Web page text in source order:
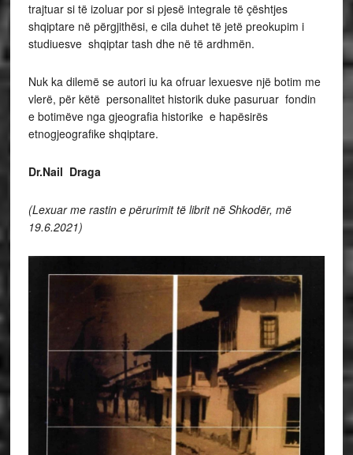
trajtuar si të izoluar por si pjesë integrale të çështjes
shqiptare në përgjithësi, e cila duhet të jetë preokupim i
studiuesve shqiptar tash dhe në të ardhmën.
Nuk ka dilemë se autori iu ka ofruar lexuesve një botim me
vlerë, për këtë personalitet historik duke pasuruar fondin
e botimëve nga gjeografia historike e hapësirës
etnogjeografike shqiptare.
Dr.Nail Draga
(Lexuar me rastin e përurimit të librit në Shkodër, më
19.6.2021)